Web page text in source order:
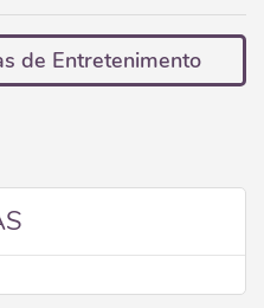
de Entretenimento